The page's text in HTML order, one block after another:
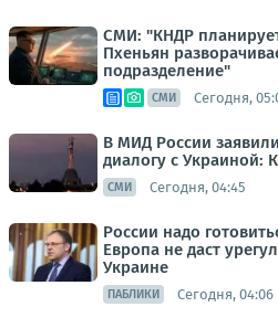
СМИ: "КНДР
Пхеньян
подразделение"
СМИ Сегодня,
В МИД России
диалогу с Украиной:
СМИ Сегодня, 04:45
России надо
Европа не даст
Украине
ПАБЛИКИ Сегодня, 04:06